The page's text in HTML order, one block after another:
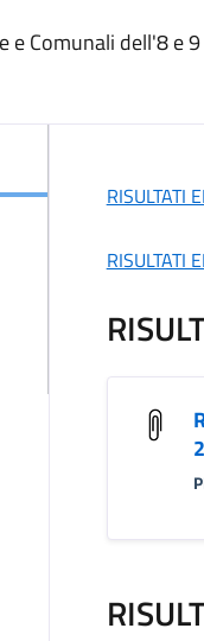
e Comunali dell'8 e
RISULTATI
RISULTATI